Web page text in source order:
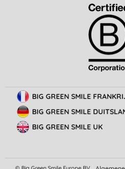
BIG GREEN SMILE
BIG GREEN SMILE
BIG GREEN SMILE UK